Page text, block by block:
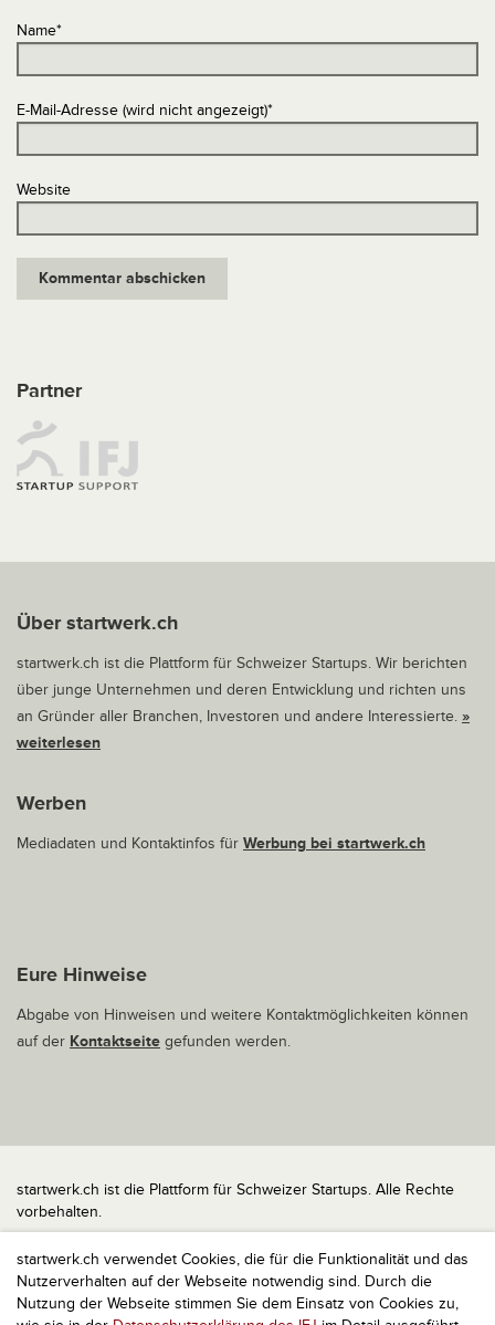
startwerk.ch verwendet Cookies, die für die Funktionalität und das
Nutzerverhalten auf der Webseite notwendig sind. Durch die
Nutzung der Webseite stimmen Sie dem Einsatz von Cookies zu,
Name*
E-Mail-Adresse (wird nicht angezeigt)*
Website
Partner
Über startwerk.ch
startwerk.ch ist die Plattform für Schweizer Startups. Wir berichten
über junge Unternehmen und deren Entwicklung und richten uns
an Gründer aller Branchen, Investoren und andere Interessierte. »
weiterlesen
Werben
Mediadaten und Kontaktinfos für Werbung bei startwerk.ch
Eure Hinweise
Abgabe von Hinweisen und weitere Kontaktmöglichkeiten können
auf der Kontaktseite gefunden werden.
startwerk.ch ist die Plattform für Schweizer Startups. Alle Rechte
vorbehalten.
Impressum
Kontakt
nach oben